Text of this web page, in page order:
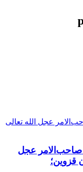
صاحب‌الامر عجل
قزوین؛